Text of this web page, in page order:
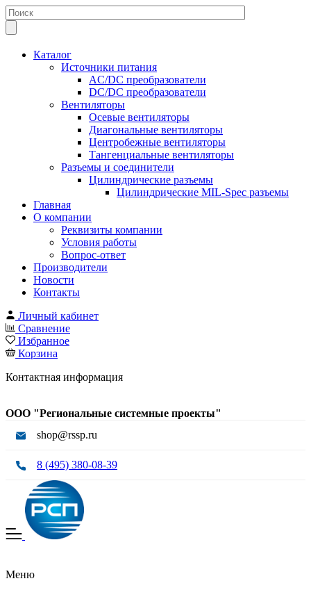
Каталог
Источники питания
AC/DC преобразователи
DC/DC преобразователи
Вентиляторы
Осевые вентиляторы
Диагональные вентиляторы
Центробежные вентиляторы
Тангенциальные вентиляторы
Разъемы и соединители
Цилиндрические разъемы
Цилиндрические MIL-Spec разъемы
Главная
О компании
Реквизиты компании
Условия работы
Вопрос-ответ
Производители
Новости
Контакты
Личный кабинет
Сравнение
Избранное
Корзина
Контактная информация
ООО "Региональные системные проекты"
shop@rssp.ru
8 (495) 380-08-39
Меню